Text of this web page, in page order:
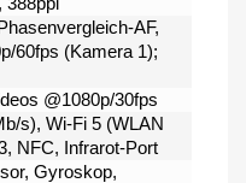
AF,
​60fps (Kamera 1);
@1080p/​30fps
​s), Wi-Fi 5 (WLAN
NFC, Infrarot-Port
Gyroskop,